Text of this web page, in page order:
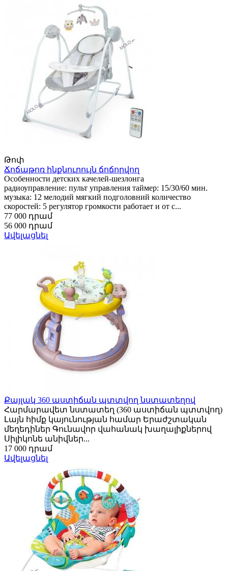
Թոփ
Ճոճաթոռ ինքնուրույն ճոճորվող
Особенности детских качелей-шезлонга
радиоуправление: пульт управления таймер: 15/30/60 мин.
музыка: 12 мелодий мягкий подголовний количество
скоростей: 5 регулятор громкости работает и от с...
77 000 դրամ
56 000 դրամ
Ավելացնել
Քայլակ 360 աստիճան պտտվող նստատեղով
Հարմարավետ նստատեղ (360 աստիճան պտտվող)
Լայն հիմք կայունության համար Երաժշտական
մեղեդիներ Գունավոր վահանակ խաղալիքներով
Սիլիկոնե անիվներ...
17 000 դրամ
Ավելացնել